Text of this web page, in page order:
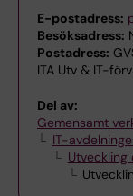
E-postadress:
Besöksadress:
Postadress:
ITA Utv & IT-
Del av:
Gemensamt
IT-